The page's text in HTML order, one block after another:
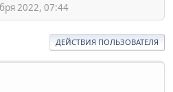
2022, 07:44
ДЕЙСТВИЯ ПОЛЬЗОВАТЕЛЯ